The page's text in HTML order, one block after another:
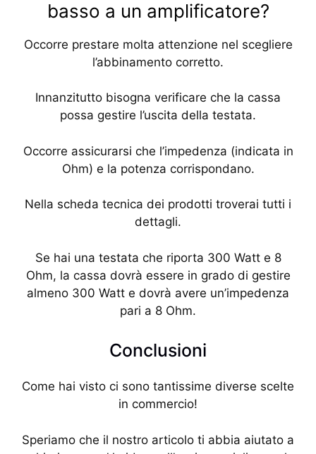
basso a un amplificatore?
Occorre prestare molta attenzione nel scegliere
l’abbinamento corretto.
Innanzitutto bisogna verificare che la cassa
possa gestire l’uscita della testata.
Occorre assicurarsi che l’impedenza (indicata in
Ohm) e la potenza corrispondano.
Nella scheda tecnica dei prodotti troverai tutti i
dettagli.
Se hai una testata che riporta 300 Watt e 8
Ohm, la cassa dovrà essere in grado di gestire
almeno 300 Watt e dovrà avere un’impedenza
pari a 8 Ohm.
Conclusioni
Come hai visto ci sono tantissime diverse scelte
in commercio!
Speriamo che il nostro articolo ti abbia aiutato a